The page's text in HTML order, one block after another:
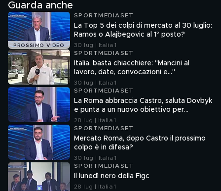
Guarda anche
PROSSIMO VIDEO
SPORTMEDIASET
La Top 5 dei colpi di mercato al 30 luglio:
Ramos o Alajbegovic al 1° posto?
30 lug | Italia 1
SPORTMEDIASET
Italia, basta chiacchiere: "Mancini al
lavoro, date, convocazioni e…"
30 lug | Italia 1
SPORTMEDIASET
La Roma abbraccia Castro, saluta Dovbyk
e punta a un nuovo obiettivo per
l'attacco
28 lug | Italia 1
SPORTMEDIASET
Mercato Roma, dopo Castro il prossimo
colpo è in difesa?
30 lug | Italia 1
SPORTMEDIASET
Il lunedì nero della Figc
28 lug | Italia 1